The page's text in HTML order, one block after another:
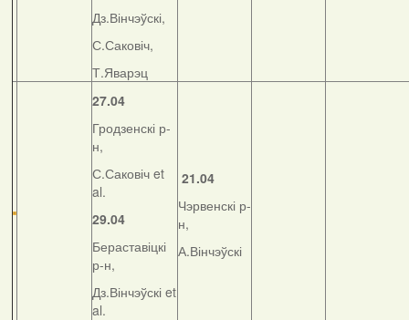
Дз.Вінчэўскі,
С.Саковіч,
Т.Яварэц
27.04
Гродзенскі р-
н,
С.Саковіч et
al.
29.04
Бераставіцкі
р-н,
Дз.Вінчэўскі et
al.
21.04
Чэрвенскі р-
н,
А.Вінчэўскі